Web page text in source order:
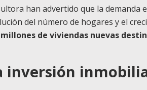
han advertido que la
del número de hogares y el
de viviendas nuevas
inversión